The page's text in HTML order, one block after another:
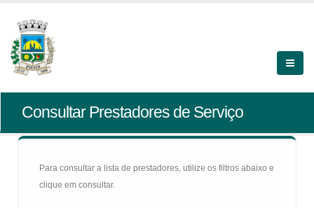
Consultar Prestadores de Serviço
Para consultar a lista de prestadores, utilize os filtros abaixo e
clique em consultar.